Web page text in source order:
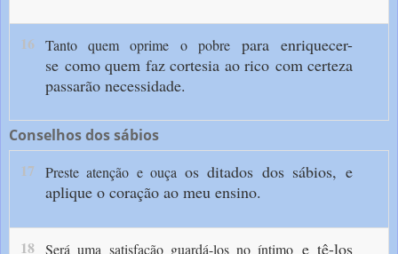
16 Tanto quem oprime o pobre para enriquecer-
se como quem faz cortesia ao rico com certeza
passarão necessidade.
Conselhos dos sábios
17 Preste atenção e ouça os ditados dos sábios, e
aplique o coração ao meu ensino.
18 Será uma satisfação guardá-los no íntimo e tê-los